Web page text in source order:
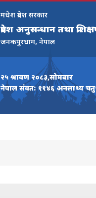
मधेश प्रदेश सरकार
प्रदेश अनुसन्धान तथा
जनकपुरधाम, नेपाल
२५ श्रावण २०८३,सोमबार
नेपाल संवत: ११४६ अनलाथ्य